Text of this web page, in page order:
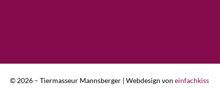
© 2026 – Tiermasseur Mannsberger | Webdesign von einfachkiss